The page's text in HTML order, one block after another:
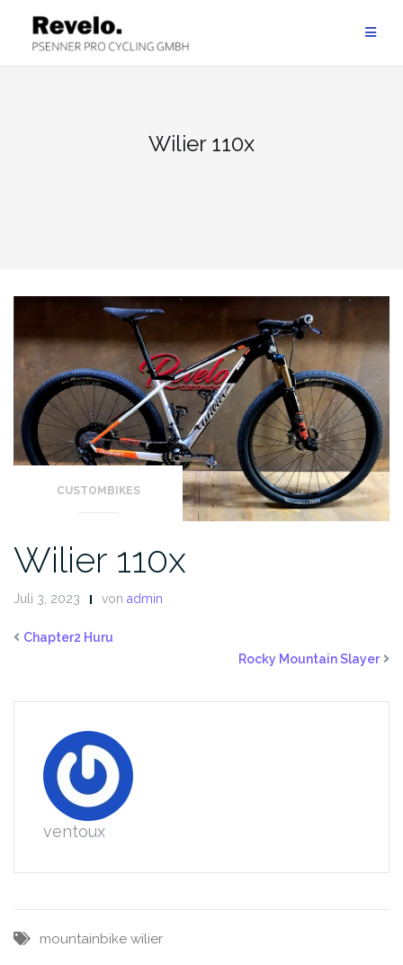
Inhalt
springen
Wilier 110x
CUSTOMBIKES
Wilier 110x
Juli 3, 2023 von admin
Chapter2 Huru
Rocky Mountain Slayer
ventoux
mountainbike wilier